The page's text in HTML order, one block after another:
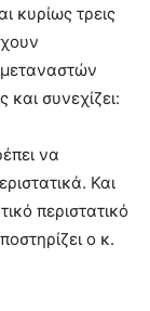
κυρίως τρεις
μεταναστών
και συνεχίζει:
να
Και
περιστατικό
ο κ.